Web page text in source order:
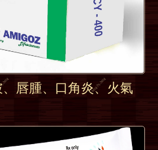
唇腫、口角炎、火氣